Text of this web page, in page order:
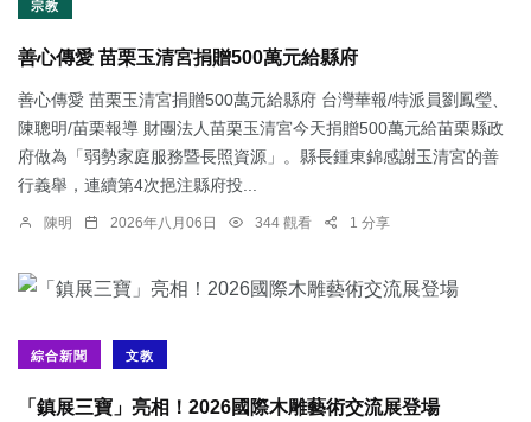
宗教
善心傳愛 苗栗玉清宮捐贈500萬元給縣府
善心傳愛 苗栗玉清宮捐贈500萬元給縣府 台灣華報/特派員劉鳳瑩、
陳聰明/苗栗報導 財團法人苗栗玉清宮今天捐贈500萬元給苗栗縣政
府做為「弱勢家庭服務暨長照資源」。縣長鍾東錦感謝玉清宮的善
行義舉，連續第4次挹注縣府投...
陳明 2026年八月06日 344 觀看 1 分享
綜合新聞 文教
「鎮展三寶」亮相！2026國際木雕藝術交流展登場